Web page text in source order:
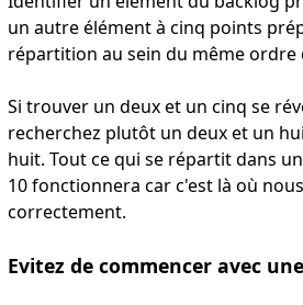
un autre élément à cinq points
répartition au sein du même ordre
Si trouver un deux et un cinq se
recherchez plutôt un deux et un
huit. Tout ce qui se répartit dans
10 fonctionnera car c'est là où
correctement.
Evitez de commencer avec